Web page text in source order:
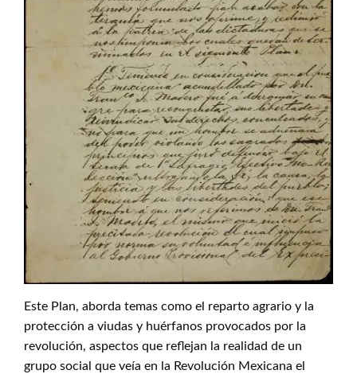
Este Plan, aborda temas como el reparto agrario y la
protección a viudas y huérfanos provocados por la
revolución, aspectos que reflejan la realidad de un
grupo social que veía en la Revolución Mexicana el